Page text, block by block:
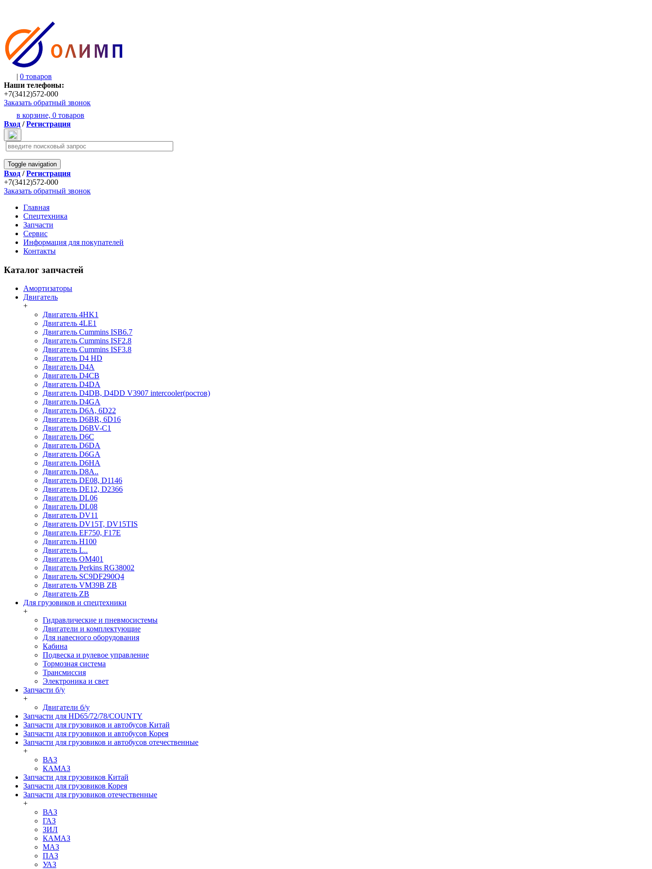
| 0 товаров
Наши телефоны:
+7(3412)572-000
Заказать обратный звонок
в корзине, 0 товаров
Вход /Регистрация
Toggle navigation
Вход /Регистрация
+7(3412)572-000
Заказать обратный звонок
Главная
Спецтехника
Запчасти
Сервис
Информация для покупателей
Контакты
Каталог запчастей
Амортизаторы
Двигатель
+
Двигатель 4HK1
Двигатель 4LE1
Двигатель Cummins ISB6.7
Двигатель Cummins ISF2.8
Двигатель Cummins ISF3.8
Двигатель D4 HD
Двигатель D4A
Двигатель D4CB
Двигатель D4DA
Двигатель D4DB, D4DD V3907 intercooler(ростов)
Двигатель D4GA
Двигатель D6A, 6D22
Двигатель D6BR, 6D16
Двигатель D6BV-C1
Двигатель D6C
Двигатель D6DA
Двигатель D6GA
Двигатель D6HA
Двигатель D8A..
Двигатель DE08, D1146
Двигатель DE12, D2366
Двигатель DL06
Двигатель DL08
Двигатель DV11
Двигатель DV15T, DV15TIS
Двигатель EF750, F17E
Двигатель H100
Двигатель L..
Двигатель OM401
Двигатель Perkins RG38002
Двигатель SC9DF290Q4
Двигатель VM39B ZB
Двигатель ZB
Для грузовиков и спецтехники
+
Гидравлические и пневмосистемы
Двигатели и комплектующие
Для навесного оборудования
Кабина
Подвеска и рулевое управление
Тормозная система
Трансмиссия
Электроника и свет
Запчасти б/у
+
Двигатели б/у
Запчасти для HD65/72/78/COUNTY
Запчасти для грузовиков и автобусов Китай
Запчасти для грузовиков и автобусов Корея
Запчасти для грузовиков и автобусов отечественные
+
ВАЗ
КАМАЗ
Запчасти для грузовиков Китай
Запчасти для грузовиков Корея
Запчасти для грузовиков отечественные
+
ВАЗ
ГАЗ
ЗИЛ
КАМАЗ
МАЗ
ПАЗ
УАЗ